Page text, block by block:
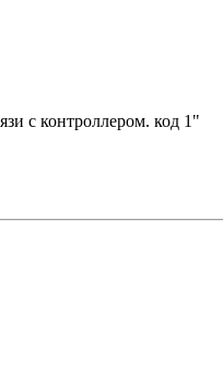
с контроллером. код 1"